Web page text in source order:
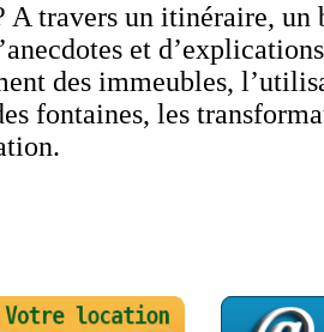
A travers un itinéraire, un
et
des immeubles,
fontaines, les